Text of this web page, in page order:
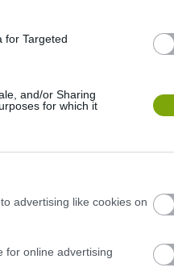
for Targeted
and/or Sharing
for which it
advertising like cookies on
for online advertising
végül
csoda, a
pedig az emberi
a vezetőknek
el tudja azt hagyni,
irányt